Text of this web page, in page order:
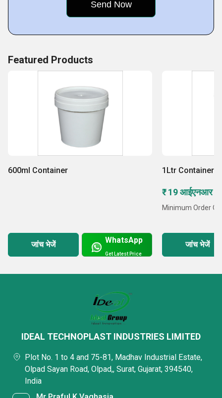
Featured Products
600ml Container
जांच भेजें WhatsApp
Get Latest Price
1Ltr Container
₹ 19 आईएनआर /
Minimum Order
जांच भेजें
IDEAL TECHNOPLAST INDUSTRIES LIMITED
Plot No. 1 to 4 and 75-81, Madhav Industrial Estate,
Olpad Sayan Road, Olpad,, Surat, Gujarat, 394540,
India